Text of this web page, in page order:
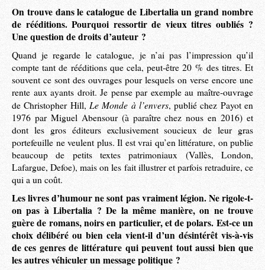
On trouve dans le catalogue de Libertalia un grand nombre
de rééditions. Pourquoi ressortir de vieux titres oubliés ?
Une question de droits d’auteur ?
Quand je regarde le catalogue, je n’ai pas l’impression qu’il
compte tant de rééditions que cela, peut-être 20 % des titres. Et
souvent ce sont des ouvrages pour lesquels on verse encore une
rente aux ayants droit. Je pense par exemple au maître-ouvrage
de Christopher Hill, Le Monde à l’envers, publié chez Payot en
1976 par Miguel Abensour (à paraître chez nous en 2016) et
dont les gros éditeurs exclusivement soucieux de leur gras
portefeuille ne veulent plus. Il est vrai qu’en littérature, on publie
beaucoup de petits textes patrimoniaux (Vallès, London,
Lafargue, Defoe), mais on les fait illustrer et parfois retraduire, ce
qui a un coût.
Les livres d’humour ne sont pas vraiment légion. Ne rigole-t-
on pas à Libertalia ? De la même manière, on ne trouve
guère de romans, noirs en particulier, et de polars. Est-ce un
choix délibéré ou bien cela vient-il d’un désintérêt vis-à-vis
de ces genres de littérature qui peuvent tout aussi bien que
les autres véhiculer un message politique ?